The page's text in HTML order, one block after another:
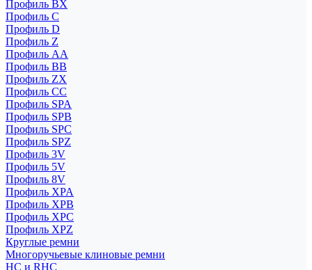
Профиль BX
Профиль C
Профиль D
Профиль Z
Профиль АА
Профиль BB
Профиль ZX
Профиль CC
Профиль SPA
Профиль SPB
Профиль SPC
Профиль SPZ
Профиль 3V
Профиль 5V
Профиль 8V
Профиль XPA
Профиль XPB
Профиль XPC
Профиль XPZ
Круглые ремни
Многоручьевые клиновые ремни
HC и RHC